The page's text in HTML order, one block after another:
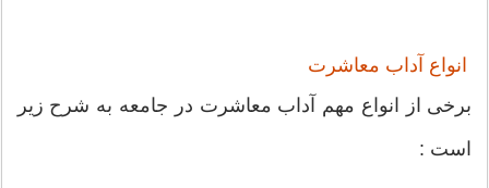
انواع آداب معاشرت
برخی از انواع مهم آداب معاشرت در جامعه به شرح زیر
است :